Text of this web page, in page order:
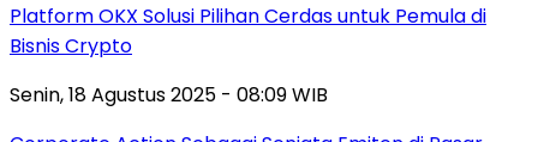
Platform OKX Solusi Pilihan Cerdas untuk Pemula di
Bisnis Crypto
Senin, 18 Agustus 2025 - 08:09 WIB